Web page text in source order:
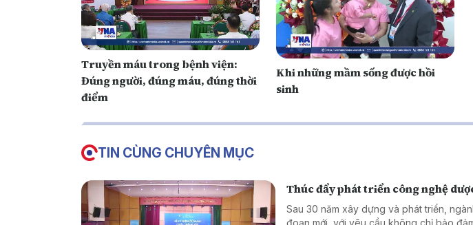
Truyền máu trong bệnh viện:
Đúng người, đúng máu, đúng thời
điểm
Khi những mầm sống được hồi
sinh
TIN CÙNG CHUYÊN MỤC
Thúc đẩy phát triển công nghệ
Sau 30 năm xây dựng và phát triển,